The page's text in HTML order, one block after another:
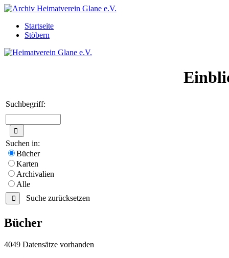
Startseite
Stöbern
Suchbegriff:
Suchen in:
Bücher
Karten
Archivalien
Alle
Suche zurücksetzen
Bücher
4049 Datensätze vorhanden